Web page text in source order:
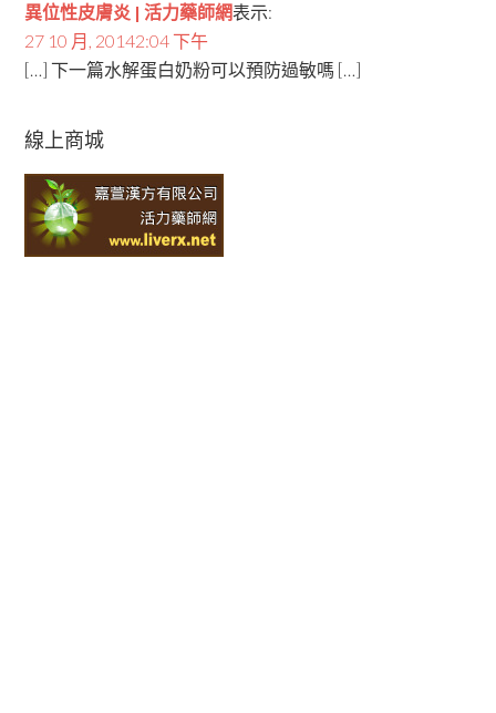
異位性皮膚炎 | 活力藥師網表示:
27 10 月, 20142:04 下午
[…] 下一篇水解蛋白奶粉可以預防過敏嗎 […]
線上商城